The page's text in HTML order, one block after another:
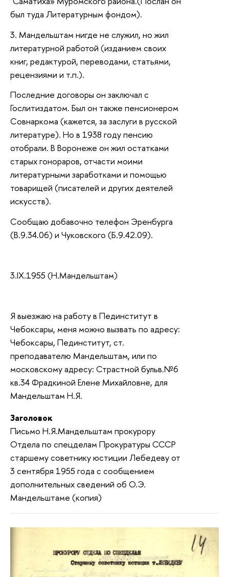
был туда Литературным фондом).
3. Мандельштам нигде не служил, но жил
литературной работой (изданием своих
книг, редактурой, переводами, статьями,
рецензиями и т.п.).
Последние договоры он заключал с
Гослитиздатом. Был он также пенсионером
Совнаркома (кажется, за заслуги в русской
литературе). Но в 1938 году пенсию
отобрали. В Воронеже он жил остатками
старых гонораров, отчасти моими
литературными заработками и помощью
товарищей (писателей и других деятелей
искусств).
Сообщаю добавочно телефон Эренбурга
(В.9.34.06) и Чуковского (Б.9.42.09).
3.IX.1955 (Н.Мандельштам)
Я выезжаю на работу в Пединститут в
Чебоксары, меня можно вызвать по адресу:
Чебоксары, Пединститут, ст.
преподавателю Мандельштам, или по
московскому адресу: Страстной бульв.№6
кв.34 Фрадкиной Елене Михайловне, для
Мандельштам Н.Я.
Заголовок
Письмо Н.Я.Мандельштам прокурору
Отдела по спецделам Прокуратуры СССР
старшему советнику юстиции Лебедеву от
3 сентября 1955 года с сообщением
дополнительных сведений об О.Э.
Мандельштаме (копия)